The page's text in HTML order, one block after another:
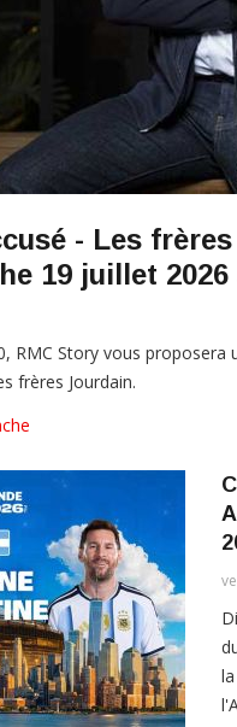
- Les
19 juillet 2026
RMC Story vous proposera
frères Jourdain.